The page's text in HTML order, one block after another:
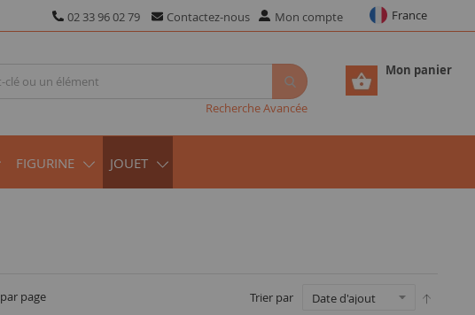
02 33 96 02 79 Contactez-nous Mon compte France
Mon panier
Recherche Avancée
FIGURINE JOUET
Trier par
par page